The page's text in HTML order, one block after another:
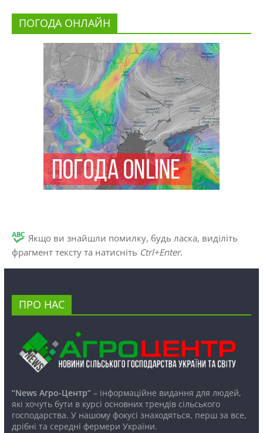
ПОГОДА ОНЛАЙН
Якщо ви знайшли помилку, будь ласка, виділіть
фрагмент тексту та натисніть Ctrl+Enter.
ПРО НАС
“News Агро-Центр”– інформаційне видання для людей,
які хочуть бути в курсі основних трендів сільського
господарства. У нашому фокусі знаходяться, перш за все,
дрібні та середні фермери України.